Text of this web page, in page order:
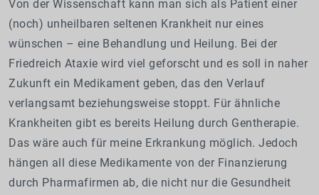
Von der Wissenschaft kann man sich als Patient einer
(noch) unheilbaren seltenen Krankheit nur eines
wünschen – eine Behandlung und Heilung. Bei der
Friedreich Ataxie wird viel geforscht und es soll in naher
Zukunft ein Medikament geben, das den Verlauf
verlangsamt beziehungsweise stoppt. Für ähnliche
Krankheiten gibt es bereits Heilung durch Gentherapie.
Das wäre auch für meine Erkrankung möglich. Jedoch
hängen all diese Medikamente von der Finanzierung
durch Pharmafirmen ab, die nicht nur die Gesundheit